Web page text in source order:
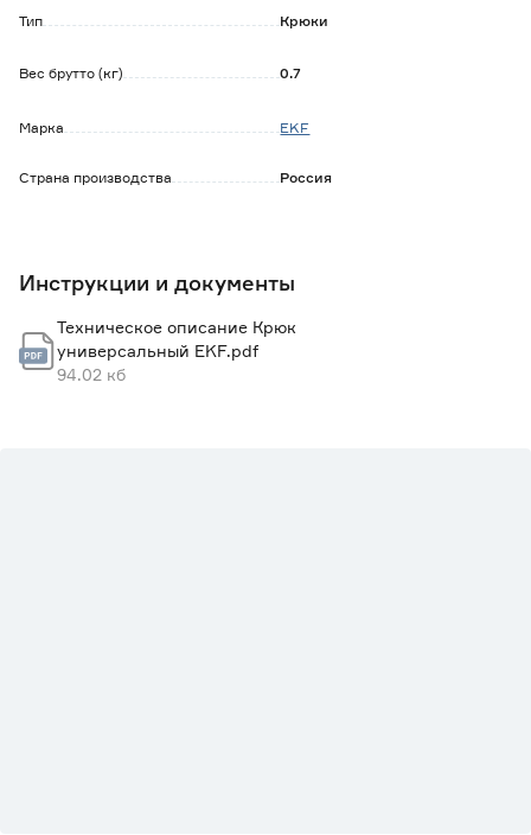
Тип Крюки
Вес брутто (кг) 0.7
Марка EKF
Страна производства Россия
Инструкции и документы
Техническое описание Крюк
универсальный EKF.pdf
94.02 кб